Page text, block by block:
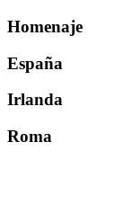
Homenaje
España
Irlanda
Roma